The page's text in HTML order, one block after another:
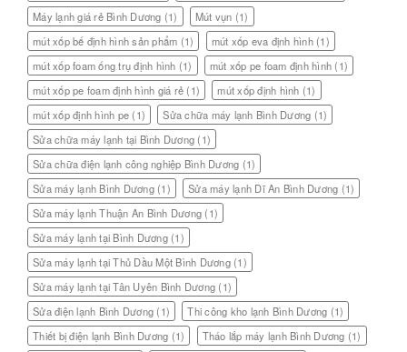
Máy lạnh giá rẻ Bình Dương (1) Mút vụn (1)
mút xốp bế định hình sản phẩm (1) mút xốp eva định hình(1)
mút xốp foam ống trụ định hình (1) mút xốp pe foam định hình (1)
mút xốp pe foam định hình giá rẻ (1) mút xốp định hình (1)
mút xốp định hình pe (1) Sửa chữa máy lạnh Bình Dương (1)
Sửa chữa máy lạnh tại Bình Dương (1)
Sửa chữa điện lạnh công nghiệp Bình Dương (1)
Sửa máy lạnh Bình Dương(1) Sửa máy lạnh Dĩ An Bình Dương (1)
Sửa máy lạnh Thuận An Bình Dương (1)
Sửa máy lạnh tại Bình Dương(1)
Sửa máy lạnh tại Thủ Dầu Một Bình Dương(1)
Sửa máy lạnh tại Tân Uyên Bình Dương (1)
Sửa điện lạnh Bình Dương (1) Thi công kho lạnh Bình Dương (1)
Thiết bị điện lạnh Bình Dương (1) Tháo lắp máy lạnh Bình Dương (1)